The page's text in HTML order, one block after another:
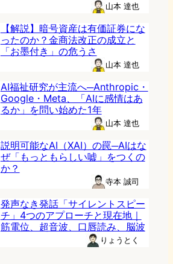
山本 達也
【解説】暗号資産は有価証券にな
ったのか？金商法改正の成立と
「お墨付き」の危うさ
山本 達也
AI福祉研究が主流へ─Anthropic・
Google・Meta、「AIに感情はあ
るか」を問い始めた1年
山本 達也
説明可能なAI（XAI）の罠─AIはな
ぜ「もっともらしい嘘」をつくの
か？
寺本 誠司
発声なき発話「サイレントスピー
チ」4つのアプローチと現在地｜
筋電位、超音波、口唇読み、脳波
りょうとく